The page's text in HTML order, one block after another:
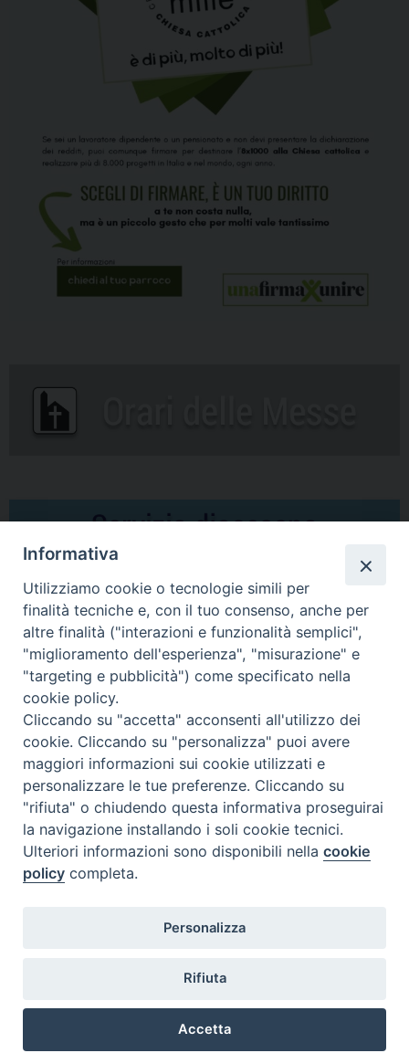
Comunicati Stampa
Il cordoglio dei Vescovi di Puglia per la morte di S.E.R. Mons. Agostino
Superbo
Nasce la Consulta Diocesana delle Aggregazioni Laicali di Castellaneta
Archivio comunicati stampa
2026 © Diocesi di Castellaneta
Vita consacrata
Informativa
Utilizziamo cookie o tecnologie simili per
finalità tecniche e, con il tuo consenso, anche per
altre finalità ("interazioni e funzionalità semplici",
"miglioramento dell'esperienza", "misurazione" e
"targeting e pubblicità") come specificato nella
cookie policy.
Cliccando su "accetta" acconsenti all'utilizzo dei
cookie. Cliccando su "personalizza" puoi avere
maggiori informazioni sui cookie utilizzati e
personalizzare le tue preferenze. Cliccando su
"rifiuta" o chiudendo questa informativa proseguirai
la navigazione installando i soli cookie tecnici.
Ulteriori informazioni sono disponibili nellacookie
policy completa.
Personalizza
Rifiuta
Accetta